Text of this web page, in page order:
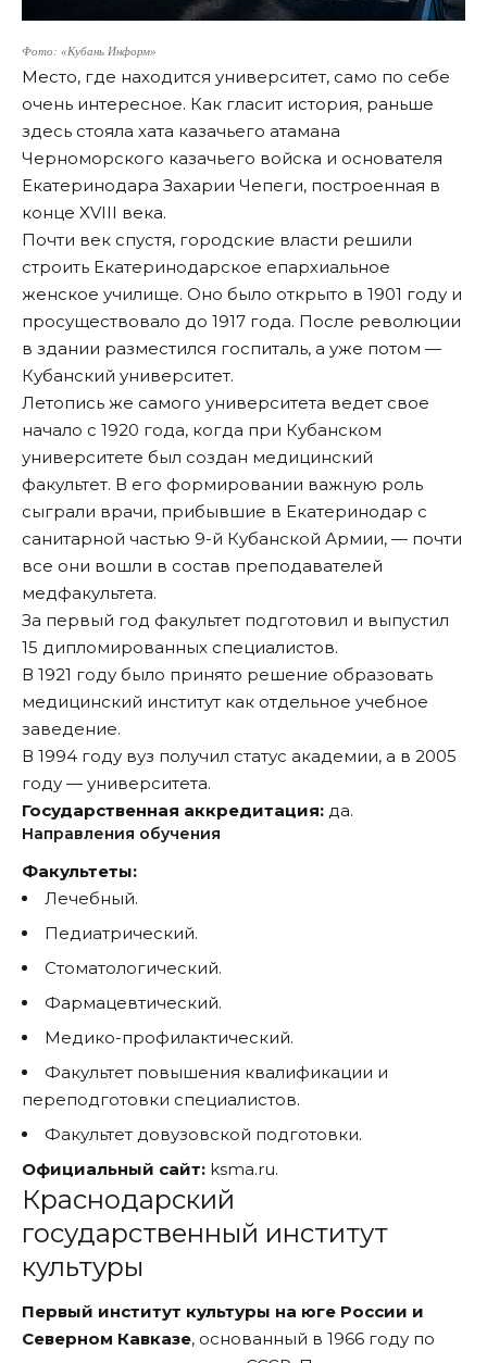
Фото: «Кубань Информ»
Место, где находится университет, само по себе
очень интересное. Как гласит история, раньше
здесь стояла хата казачьего атамана
Черноморского казачьего войска и основателя
Екатеринодара Захарии Чепеги, построенная в
конце XVIII века.
Почти век спустя, городские власти решили
строить Екатеринодарское епархиальное
женское училище. Оно было открыто в 1901 году и
просуществовало до 1917 года. После революции
в здании разместился госпиталь, а уже потом —
Кубанский университет.
Летопись же самого университета ведет свое
начало с 1920 года, когда при Кубанском
университете был создан медицинский
факультет. В его формировании важную роль
сыграли врачи, прибывшие в Екатеринодар с
санитарной частью 9-й Кубанской Армии, — почти
все они вошли в состав преподавателей
медфакультета.
За первый год факультет подготовил и выпустил
15 дипломированных специалистов.
В 1921 году было принято решение образовать
медицинский институт как отдельное учебное
заведение.
В 1994 году вуз получил статус академии, а в 2005
году — университета.
Государственная аккредитация: да.
Направления обучения
Факультеты:
Лечебный.
Педиатрический.
Стоматологический.
Фармацевтический.
Медико-профилактический.
Факультет повышения квалификации и
переподготовки специалистов.
Факультет довузовской подготовки.
Официальный сайт: ksma.ru.
Краснодарский
государственный институт
культуры
Первый институт культуры на юге России и
Северном Кавказе, основанный в 1966 году по